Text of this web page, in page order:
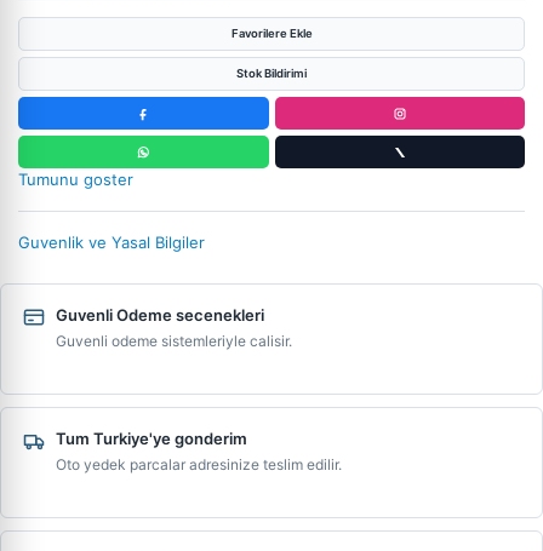
Favorilere Ekle
Stok Bildirimi
Tumunu goster
Guvenlik ve Yasal Bilgiler
Guvenli Odeme secenekleri
Guvenli odeme sistemleriyle calisir.
Tum Turkiye'ye gonderim
Oto yedek parcalar adresinize teslim edilir.